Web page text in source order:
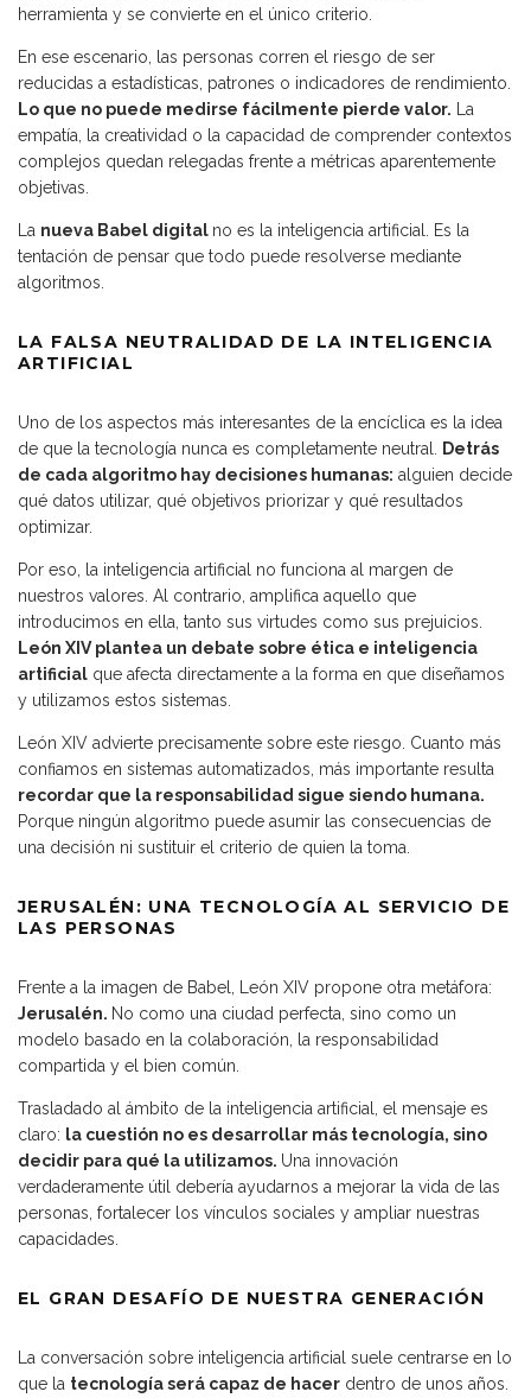
herramienta y se convierte en el único criterio.
En ese escenario, las personas corren el riesgo de ser
reducidas a estadísticas, patrones o indicadores de rendimiento.
Lo que no puede medirse fácilmente pierde valor. La
empatía, la creatividad o la capacidad de comprender contextos
complejos quedan relegadas frente a métricas aparentemente
objetivas.
La nueva Babel digital no es la inteligencia artificial. Es la
tentación de pensar que todo puede resolverse mediante
algoritmos.
LA FALSA NEUTRALIDAD DE LA INTELIGENCIA
ARTIFICIAL
Uno de los aspectos más interesantes de la encíclica es la idea
de que la tecnología nunca es completamente neutral. Detrás
de cada algoritmo hay decisiones humanas: alguien decide
qué datos utilizar, qué objetivos priorizar y qué resultados
optimizar.
Por eso, la inteligencia artificial no funciona al margen de
nuestros valores. Al contrario, amplifica aquello que
introducimos en ella, tanto sus virtudes como sus prejuicios.
León XIV plantea un debate sobre ética e inteligencia
artificial que afecta directamente a la forma en que diseñamos
y utilizamos estos sistemas.
León XIV advierte precisamente sobre este riesgo. Cuanto más
confiamos en sistemas automatizados, más importante resulta
recordar que la responsabilidad sigue siendo humana.
Porque ningún algoritmo puede asumir las consecuencias de
una decisión ni sustituir el criterio de quien la toma.
JERUSALÉN: UNA TECNOLOGÍA AL SERVICIO DE
LAS PERSONAS
Frente a la imagen de Babel, León XIV propone otra metáfora:
Jerusalén. No como una ciudad perfecta, sino como un
modelo basado en la colaboración, la responsabilidad
compartida y el bien común.
Trasladado al ámbito de la inteligencia artificial, el mensaje es
claro: la cuestión no es desarrollar más tecnología, sino
decidir para qué la utilizamos. Una innovación
verdaderamente útil debería ayudarnos a mejorar la vida de las
personas, fortalecer los vínculos sociales y ampliar nuestras
capacidades.
EL GRAN DESAFÍO DE NUESTRA GENERACIÓN
La conversación sobre inteligencia artificial suele centrarse en lo
que la tecnología será capaz de hacer dentro de unos años.